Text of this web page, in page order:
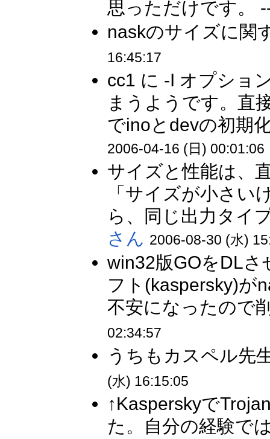
思っただけです。
naskのサイズに関
16:45:17
cc1 に -I オプショ
まうようです。直
でinoとdevの初期
2006-04-16 (日) 00:01:06
サイズと性能は、
「サイズが小さい
ら、同じ出力タイ
さん 2006-08-30 (水)
win32版GOをDL
フト(kaspersky)が
不安になったので
02:34:57
うちもカスペル先
(水) 16:15:05
↑Kasperskyで
た。自分の経験で